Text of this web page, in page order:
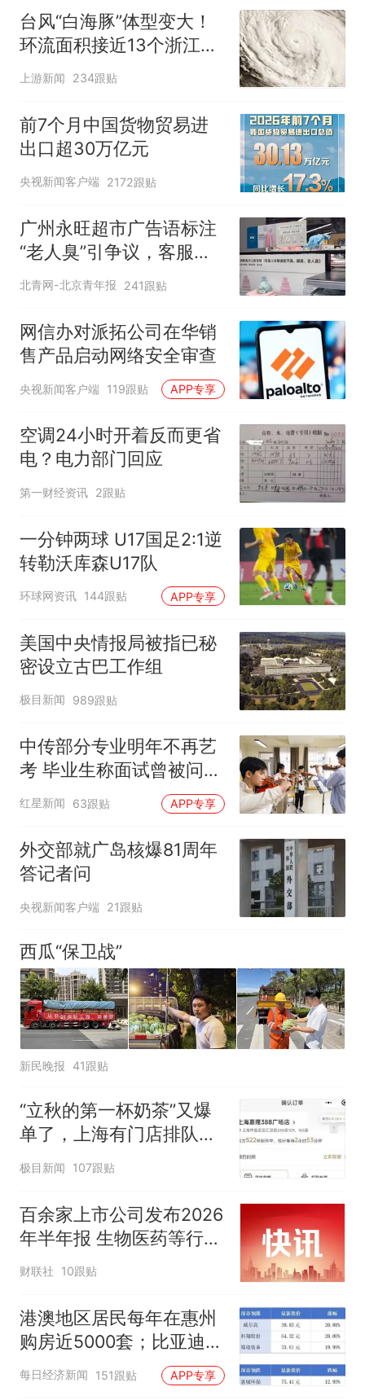
台风“白海豚”体型变大！
环流面积接近13个浙江那
么大
上游新闻 234跟贴
前7个月中国货物贸易进
出口超30万亿元
央视新闻客户端 2172跟贴
广州永旺超市广告语标注
“老人臭”引争议，客服回
应
北青网-北京青年报 241跟贴
网信办对派拓公司在华销
售产品启动网络安全审查
央视新闻客户端 119跟贴 APP专享
空调24小时开着反而更省
电？电力部门回应
第一财经资讯 2跟贴
一分钟两球 U17国足2:1逆
转勒沃库森U17队
环球网资讯 144跟贴 APP专享
美国中央情报局被指已秘
密设立古巴工作组
极目新闻 989跟贴
中传部分专业明年不再艺
考 毕业生称面试曾被问
“如何策划晚会” 专家：遏
制“艺考捷径化”
红星新闻 63跟贴 APP专享
外交部就广岛核爆81周年
答记者问
央视新闻客户端 21跟贴
西瓜“保卫战”
新民晚报 41跟贴
“立秋的第一杯奶茶”又爆
单了，上海有门店排队超
500杯，店员：今天奶茶
时
极目新闻 107跟贴
百余家上市公司发布2026
年半年报 生物医药等行业
现亮点
财联社 10跟贴
港澳地区居民每年在惠州
购房近5000套；比亚迪销
量跻身全球车企第六丨大
湾区财经早参
每日经济新闻 151跟贴 APP专享